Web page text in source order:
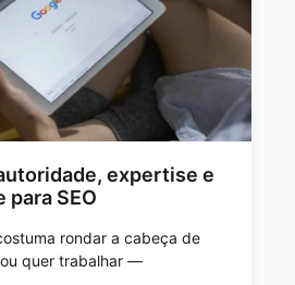
expertise e
SEO
rondar a cabeça de
quer trabalhar —